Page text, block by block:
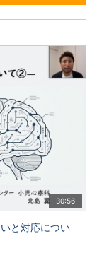
30:56
と対応につい